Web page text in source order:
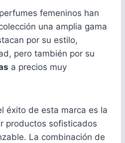
femeninos han
una amplia gama
por su estilo,
pero también por su
a precios muy
éxito de esta marca es la
productos sofisticados
La combinación de